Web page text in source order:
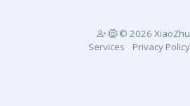
© 2026
Services
Privacy Policy